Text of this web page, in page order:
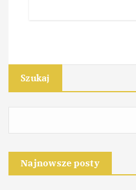
Szukaj
Najnowsze posty